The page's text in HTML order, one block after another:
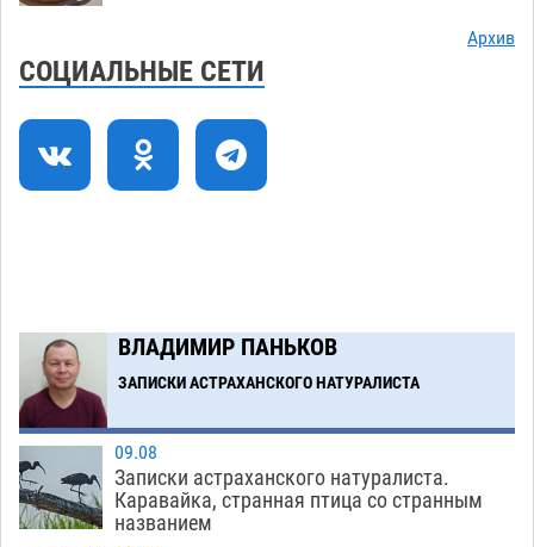
09:00
Лидеры чеченской диаспоры в Астрахани
Никольской
18:00
Завтра астраханцы проведут день в режиме
Архив
СОЦИАЛЬНЫЕ СЕТИ
ВЛАДИМИР ПАНЬКОВ
ЗАПИСКИ АСТРАХАНСКОГО НАТУРАЛИСТА
09.08
Записки астраханского натуралиста.
Каравайка, странная птица со странным
названием